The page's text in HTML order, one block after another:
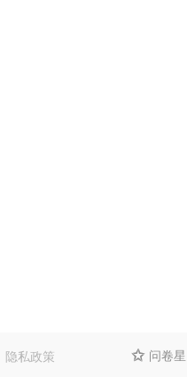
隐私政策  问卷星